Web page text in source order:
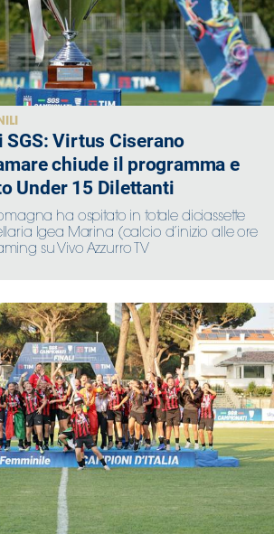
Virtus Ciserano
chiude il programma e
Under 15 Dilettanti
ha ospitato in totale diciassette
Igea Marina (calcio d’inizio alle ore
su Vivo Azzurro TV